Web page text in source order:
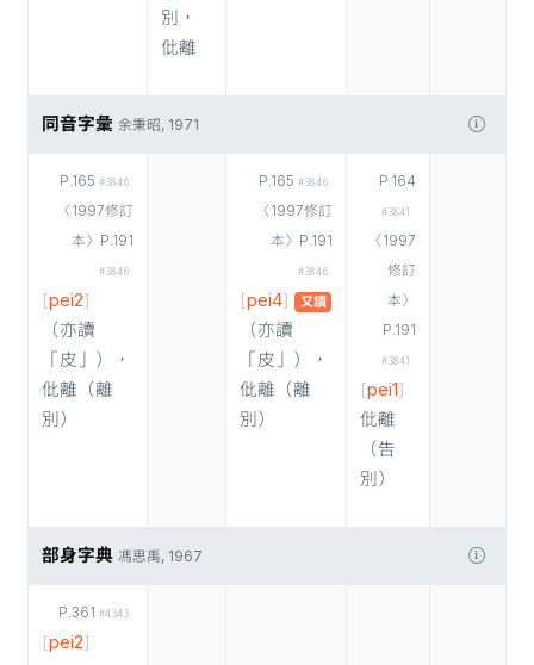
別，
仳離
同音字彙 余秉昭, 1971
P.165 #3846
〈1997修訂
本〉P.191
#3846
[pei2]
（亦讀
「皮」），
仳離（離
別）
P.165 #3846
〈1997修訂
本〉P.191
#3846
[pei4] 又讀
（亦讀
「皮」），
仳離（離
別）
P.164
#3841
〈1997
修訂
本〉
P.191
#3841
[pei1]
仳離
（告
別）
部身字典 馮思禹, 1967
P.361 #4343
[pei2]